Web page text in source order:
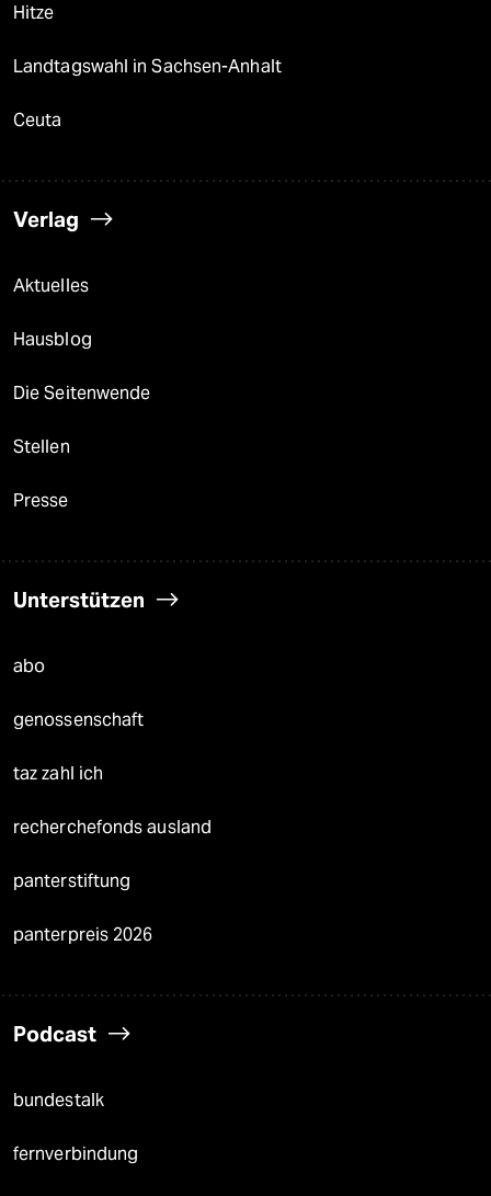
Hitze
Landtagswahl in Sachsen-Anhalt
Ceuta
Verlag
Aktuelles
Hausblog
Die Seitenwende
Stellen
Presse
Unterstützen
abo
genossenschaft
taz zahl ich
recherchefonds ausland
panterstiftung
panterpreis 2026
Podcast
bundestalk
fernverbindung